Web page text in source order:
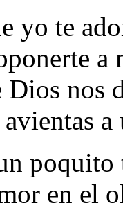
yo te
a
Dios nos
a
en el